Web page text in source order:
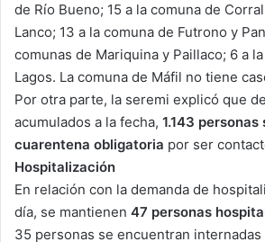
de Río Bueno; 15 a la comuna de
Lanco; 13 a la comuna de Futrono y
comunas de Mariquina y Paillaco; 6 a
Lagos. La comuna de Máfil no tiene
Por otra parte, la seremi explicó que
acumulados a la fecha, 1.143
cuarentena obligatoria por ser
Hospitalización
En relación con la demanda de
día, se mantienen 47 personas
35 personas se encuentran